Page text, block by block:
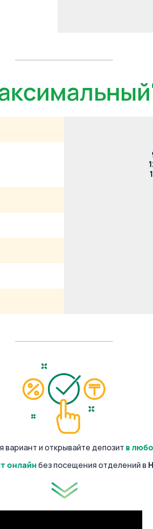
вариант и открывайте депозит в
онлайн без посещения отделений в